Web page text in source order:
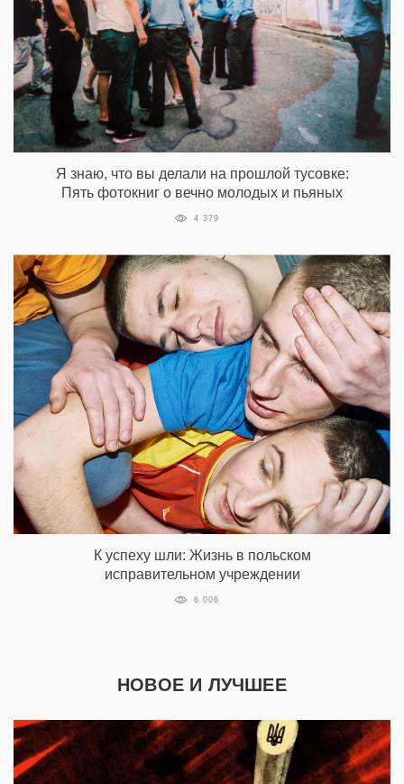
Я знаю, что вы делали на прошлой тусовке:
Пять фотокниг о вечно молодых и пьяных
4 379
К успеху шли: Жизнь в польском
исправительном учреждении
6 006
НОВОЕ И ЛУЧШЕЕ